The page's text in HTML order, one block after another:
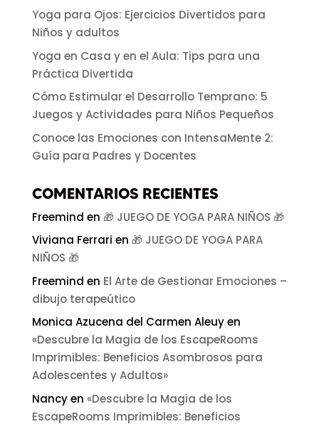
Yoga para Ojos: Ejercicios Divertidos para
Niños y adultos
Yoga en Casa y en el Aula: Tips para una
Práctica Divertida
Cómo Estimular el Desarrollo Temprano: 5
Juegos y Actividades para Niños Pequeños
Conoce las Emociones con IntensaMente 2:
Guía para Padres y Docentes
COMENTARIOS RECIENTES
Freemind en 🎁 JUEGO DE YOGA PARA NIÑOS 🎁
Viviana Ferrari en 🎁 JUEGO DE YOGA PARA
NIÑOS 🎁
Freemind en El Arte de Gestionar Emociones –
dibujo terapeútico
Monica Azucena del Carmen Aleuyen
«Descubre la Magia de los EscapeRooms
Imprimibles: Beneficios Asombrosos para
Adolescentes y Adultos»
Nancyen «Descubre la Magia de los
EscapeRooms Imprimibles: Beneficios